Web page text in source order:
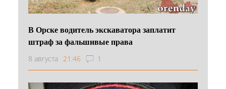
В Орске водитель экскаватора заплатит
штраф за фальшивые права
8 августа 21:46 1